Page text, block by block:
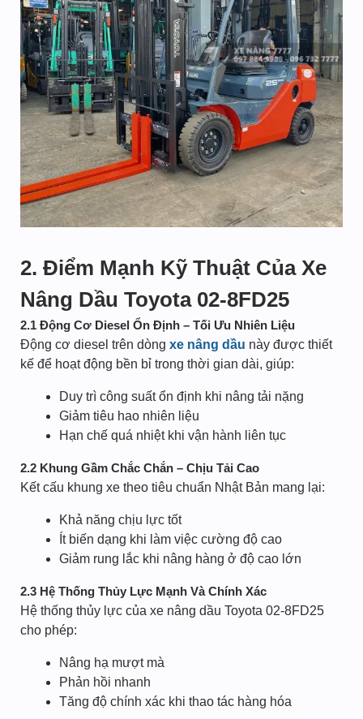
2. Điểm Mạnh Kỹ Thuật Của Xe
Nâng Dầu Toyota 02-8FD25
2.1 Động Cơ Diesel Ổn Định – Tối Ưu Nhiên Liệu
Động cơ diesel trên dòng xe nâng dầu này được thiết
kế để hoạt động bền bỉ trong thời gian dài, giúp:
Duy trì công suất ổn định khi nâng tải nặng
Giảm tiêu hao nhiên liệu
Hạn chế quá nhiệt khi vận hành liên tục
2.2 Khung Gầm Chắc Chắn – Chịu Tải Cao
Kết cấu khung xe theo tiêu chuẩn Nhật Bản mang lại:
Khả năng chịu lực tốt
Ít biến dạng khi làm việc cường độ cao
Giảm rung lắc khi nâng hàng ở độ cao lớn
2.3 Hệ Thống Thủy Lực Mạnh Và Chính Xác
Hệ thống thủy lực của xe nâng dầu Toyota 02-8FD25
cho phép:
Nâng hạ mượt mà
Phản hồi nhanh
Tăng độ chính xác khi thao tác hàng hóa